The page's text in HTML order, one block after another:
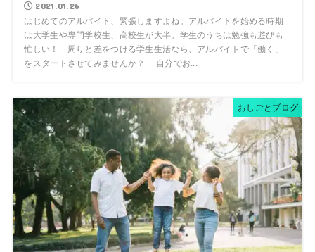
2021.01.26
はじめてのアルバイト、緊張しますよね。アルバイトを始める時期
は大学生や専門学校生、高校生が大半。学生のうちは勉強も遊びも
忙しい！ 周りと差をつける学生生活なら、アルバイトで「働く」
をスタートさせてみませんか？ 自分でお...
おしごとブログ